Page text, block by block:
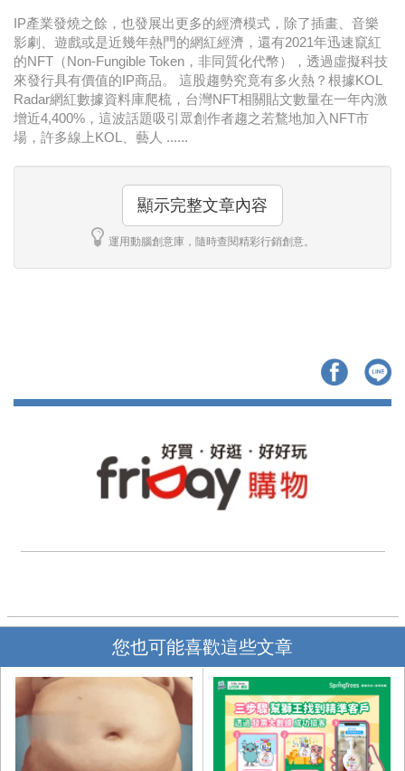
IP產業發燒之餘，也發展出更多的經濟模式，除了插畫、音樂
影劇、遊戲或是近幾年熱門的網紅經濟，還有2021年迅速竄紅
的NFT（Non-Fungible Token，非同質化代幣），透過虛擬科技
來發行具有價值的IP商品。 這股趨勢究竟有多火熱？根據KOL
Radar網紅數據資料庫爬梳，台灣NFT相關貼文數量在一年內激
增近4,400%，這波話題吸引眾創作者趨之若鶩地加入NFT市
場，許多線上KOL、藝人 ......
顯示完整文章內容
運用動腦創意庫，隨時查閱精彩行銷創意。
您也可能喜歡這些文章